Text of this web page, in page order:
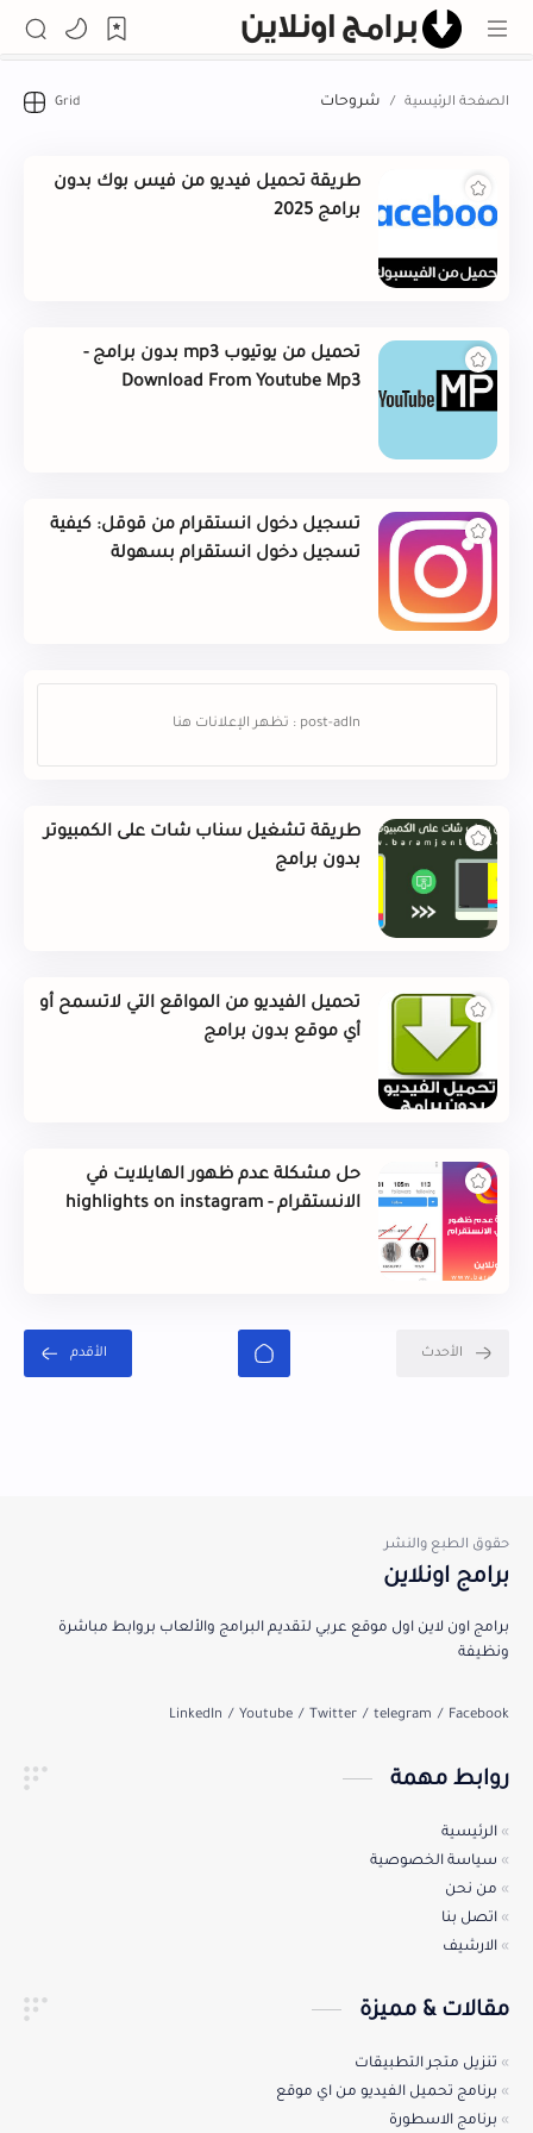
شروحات
طريقة تحميل فيديو من فيس بوك بدون
برامج 2025
تحميل من يوتيوب mp3 بدون برامج -
Download From Youtube Mp3
تسجيل دخول انستقرام من قوقل: كيفية
تسجيل دخول انستقرام بسهولة
طريقة تشغيل سناب شات على الكمبيوتر
بدون برامج
تحميل الفيديو من المواقع التي لاتسمح أو
أي موقع بدون برامج
حل مشكلة عدم ظهور الهايلايت في
الانستقرام - highlights on instagram
الأحدث
برامج اونلاين
برامج اون لاين اول موقع عربي لتقديم البرامج والألعاب بروابط مباشرة
ونظيفة
روابط مهمة
الرئيسية
سياسة الخصوصية
من نحن
اتصل بنا
الارشيف
مقالات & مميزة
تنزيل متجر التطبيقات
برنامج تحميل الفيديو من اي موقع
برنامج الاسطورة